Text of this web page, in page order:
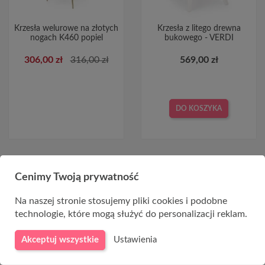
Krzesła welurowe na złotych
nogach K460 popiel
306,00 zł 316,00 zł
Krzesła z litego drewna
bukowego - VERDI
569,00 zł
DO KOSZYKA
Cenimy Twoją prywatność
Na naszej stronie stosujemy pliki cookies i podobne
technologie, które mogą służyć do personalizacji reklam.
Akceptuj wszystkie Ustawienia